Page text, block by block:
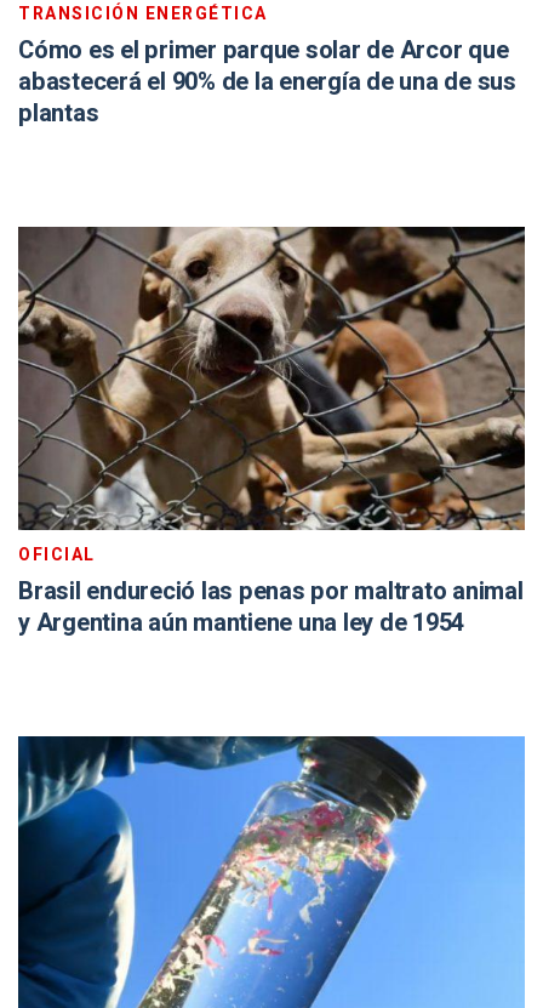
TRANSICIÓN ENERGÉTICA
Cómo es el primer parque solar de Arcor que
abastecerá el 90% de la energía de una de sus
plantas
OFICIAL
Brasil endureció las penas por maltrato animal
y Argentina aún mantiene una ley de 1954